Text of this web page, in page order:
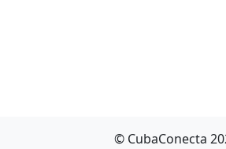
© CubaConecta